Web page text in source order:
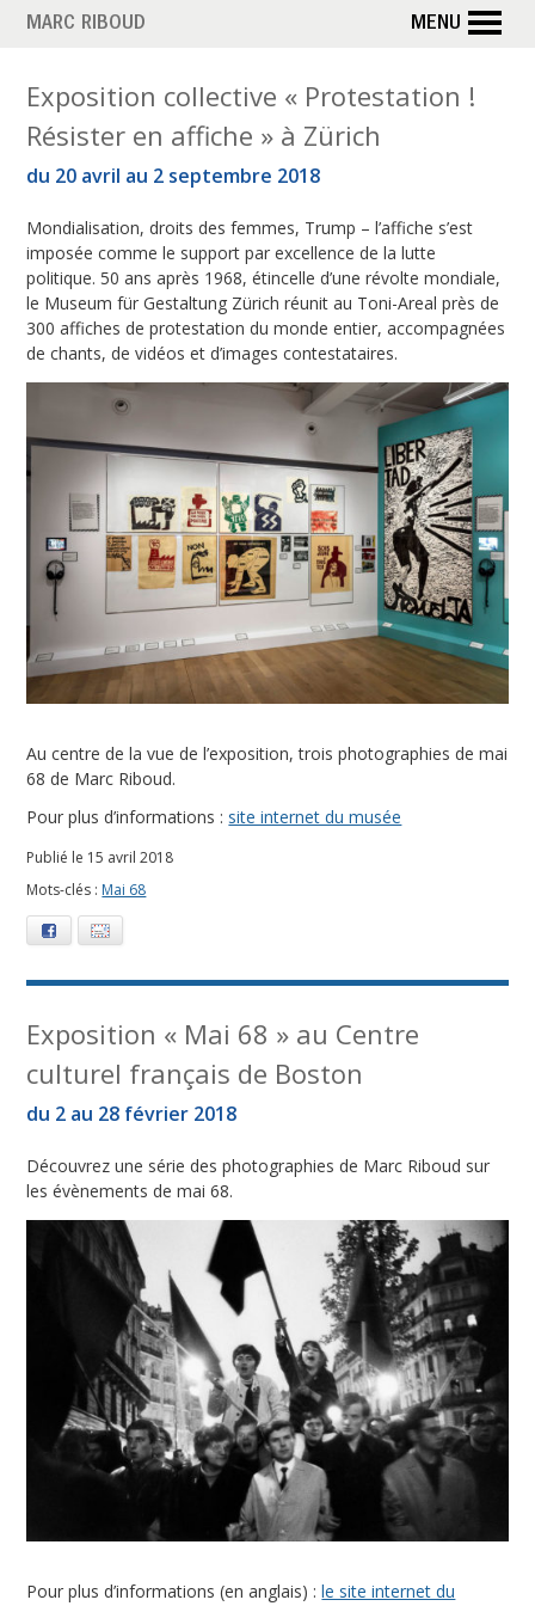
Aller
principal
MARC RIBOUD MENU
É
t
i
q
u
e
t
t
e
M
a
i
6
8
Exposition collective « Protestation !
Résister en affiche » à Zürich
du 20 avril au 2 septembre 2018
Mondialisation, droits des femmes, Trump – l’affiche s’est
imposée comme le support par excellence de la lutte
politique. 50 ans après 1968, étincelle d’une révolte mondiale,
le Museum für Gestaltung Zürich réunit au Toni-Areal près de
300 affiches de protestation du monde entier, accompagnées
de chants, de vidéos et d’images contestataires.
Au centre de la vue de l’exposition, trois photographies de mai
68 de Marc Riboud.
Pour plus d’informations : site internet du musée
Publié le 15 avril 2018
Mots-clés : Mai 68
Facebook
Exposition « Mai 68 » au Centre
culturel français de Boston
du 2 au 28 février 2018
Découvrez une série des photographies de Marc Riboud sur
les évènements de mai 68.
Pour plus d’informations (en anglais) :le site internet du